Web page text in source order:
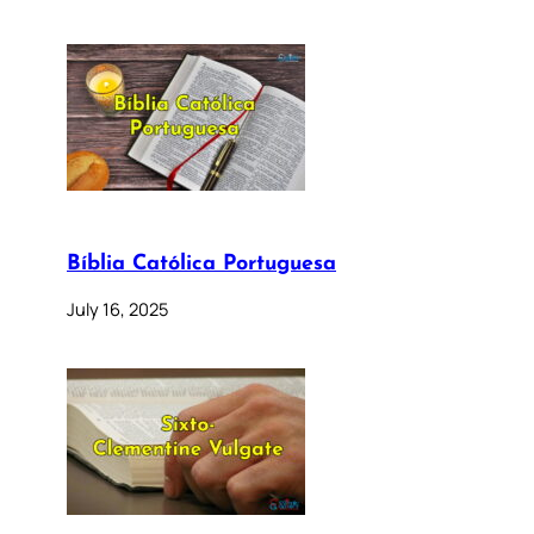
Bíblia Católica Portuguesa
July 16, 2025